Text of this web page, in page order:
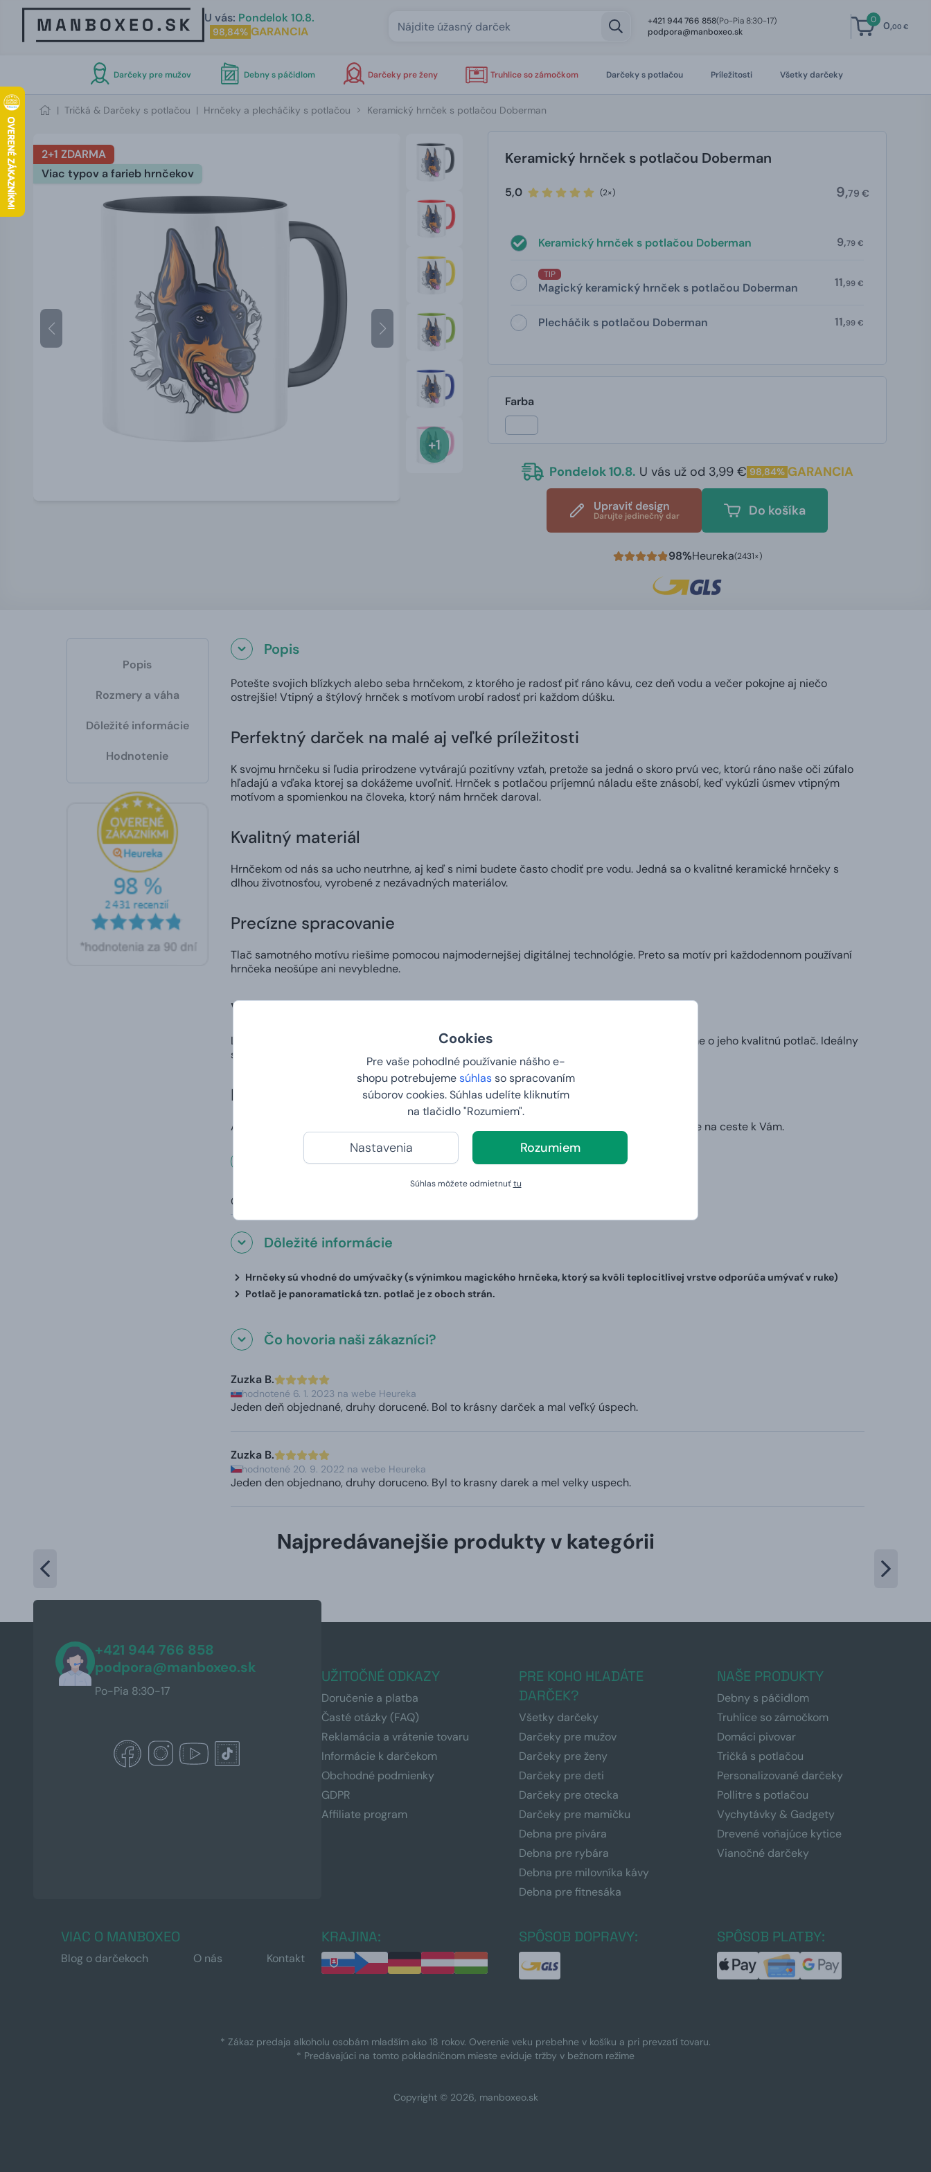
Cookies
Pre vaše pohodlné používanie nášho e-
shopu potrebujemesúhlasso spracovaním
súborov cookies. Súhlas udelíte kliknutím
na tlačidlo "Rozumiem".
Nastavenia Rozumiem
Súhlas môžete odmietnuťtu
U vás: Pondelok 10.8.
98,84% GARANCIA
+421 944 766 858(Po-Pia 8:30-17)
podpora@manboxeo.sk
0 0,00 €
Darčeky pre mužov Debny s páčidlom Darčeky pre ženy Truhlice so zámočkom Darčeky s potlačou Príležitosti Všetky darčeky
| Tričká & Darčeky s potlačou | Hrnčeky a plecháčiky s potlačou Keramický hrnček s potlačou Doberman
2+1 ZDARMA
Viac typov a farieb hrnčekov
+1
Keramický hrnček s potlačou Doberman
5,0 (2×) 9,79 €
Keramický hrnček s potlačou Doberman 9,79 €
TIP
Magický keramický hrnček s potlačou Doberman 11,99 €
Plecháčik s potlačou Doberman 11,99 €
Farba
Pondelok 10.8. U vás už od 3,99 € 98,84% GARANCIA
Upraviť design
Darujte jedinečný dar Do košíka
98%Heureka(2431×)
Popis
Rozmery a váha
Dôležité informácie
Hodnotenie
Popis
Potešte svojich blízkych alebo seba hrnčekom, z ktorého je radosť piť ráno kávu, cez deň vodu a večer pokojne aj niečo
ostrejšie! Vtipný a štýlový hrnček s motívom urobí radosť pri každom dúšku.
Perfektný darček na malé aj veľké príležitosti
K svojmu hrnčeku si ľudia prirodzene vytvárajú pozitívny vzťah, pretože sa jedná o skoro prvú vec, ktorú ráno naše oči zúfalo
hľadajú a vďaka ktorej sa dokážeme uvoľniť. Hrnček s potlačou príjemnú náladu ešte znásobí, keď vykúzli úsmev vtipným
motívom a spomienkou na človeka, ktorý nám hrnček daroval.
Kvalitný materiál
Hrnčekom od nás sa ucho neutrhne, aj keď s nimi budete často chodiť pre vodu. Jedná sa o kvalitné keramické hrnčeky s
dlhou životnosťou, vyrobené z nezávadných materiálov.
Precízne spracovanie
Tlač samotného motívu riešime pomocou najmodernejšej digitálnej technológie. Preto sa motív pri každodennom používaní
hrnčeka neošúpe ani nevybledne.
Vlastný dizajn
Ľahko a rýchlo si v našom editore môžete vytvoriť vlastný dizajn na hrnček a my sa postaráme o jeho kvalitnú potlač. Ideálny
spôsob, ako niekomu pripraviť skutočne osobitý darček alebo vyjadriť svoj štýl.
Doručenie do 2. dňa
A to vrátane vašej vlastnej potlače. Vy nám zadáte tričko vašich snov a na druhý deň už bude na ceste k Vám.
Rozmery a váha
Objem:
Dôležité informácie
Hrnčeky sú vhodné do umývačky (s výnimkou magického hrnčeka, ktorý sa kvôli teplocitlivej vrstve odporúča umývať v ruke)
Potlač je panoramatická tzn. potlač je z oboch strán.
Čo hovoria naši zákazníci?
Zuzka B.
hodnotené 6. 1. 2023 na webe Heureka
Jeden deň objednané, druhy dorucené. Bol to krásny darček a mal veľký úspech.
Zuzka B.
hodnotené 20. 9. 2022 na webe Heureka
Jeden den objednano, druhy doruceno. Byl to krasny darek a mel velky uspech.
Najpredávanejšie produkty v kategórii
+421 944 766 858
podpora@manboxeo.sk
Po-Pia 8:30-17
UŽITOČNÉ ODKAZY
Doručenie a platba
Časté otázky (FAQ)
Reklamácia a vrátenie tovaru
Informácie k darčekom
Obchodné podmienky
GDPR
Affiliate program
PRE KOHO HĽADÁTE
DARČEK?
Všetky darčeky
Darčeky pre mužov
Darčeky pre ženy
Darčeky pre deti
Darčeky pre otecka
Darčeky pre mamičku
Debna pre pivára
Debna pre rybára
Debna pre milovníka kávy
Debna pre fitnesáka
NAŠE PRODUKTY
Debny s páčidlom
Truhlice so zámočkom
Domáci pivovar
Tričká s potlačou
Personalizované darčeky
Pollitre s potlačou
Vychytávky & Gadgety
Drevené voňajúce kytice
Vianočné darčeky
VIAC O MANBOXEO
Blog o darčekoch O nás Kontakt
KRAJINA: SPÔSOB DOPRAVY: SPÔSOB PLATBY:
* Zákaz predaja alkoholu osobám mladším ako 18 rokov. Overenie veku prebehne v košíku a pri prevzatí tovaru.
* Predávajúci na tomto pokladničnom mieste eviduje tržby v bežnom režime
Copyright © 2026, manboxeo.sk